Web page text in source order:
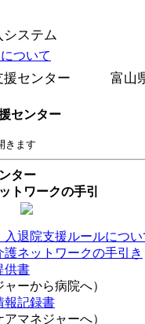
ステム
ついて
援センター 富山県
センター
きます
ター
トワークの手引
退院支援ルールについ
護ネットワークの手引き
供書
ャーから病院へ）
報記録書
アマネジャーへ）